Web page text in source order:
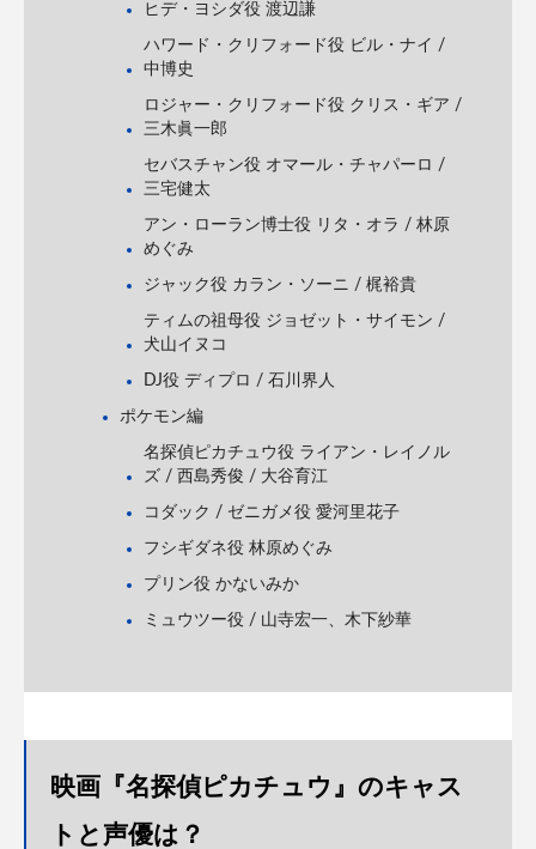
ヒデ・ヨシダ役 渡辺謙
ハワード・クリフォード役 ビル・ナイ /
中博史
ロジャー・クリフォード役 クリス・ギア /
三木眞一郎
セバスチャン役 オマール・チャパーロ /
三宅健太
アン・ローラン博士役 リタ・オラ / 林原
めぐみ
ジャック役 カラン・ソーニ / 梶裕貴
ティムの祖母役 ジョゼット・サイモン /
犬山イヌコ
DJ役 ディプロ / 石川界人
ポケモン編
名探偵ピカチュウ役 ライアン・レイノル
ズ / 西島秀俊 / 大谷育江
コダック / ゼニガメ役 愛河里花子
フシギダネ役 林原めぐみ
プリン役 かないみか
ミュウツー役 / 山寺宏一、木下紗華
映画『名探偵ピカチュウ』のキャス
トと声優は？